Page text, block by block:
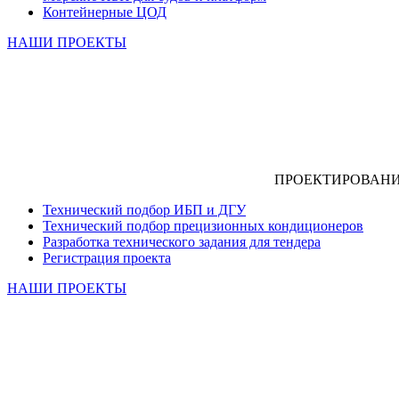
Контейнерные ЦОД
НАШИ ПРОЕКТЫ
Технический подбор ИБП и ДГУ
Технический подбор прецизионных кондиционеров
Разработка технического задания для тендера
Регистрация проекта
НАШИ ПРОЕКТЫ